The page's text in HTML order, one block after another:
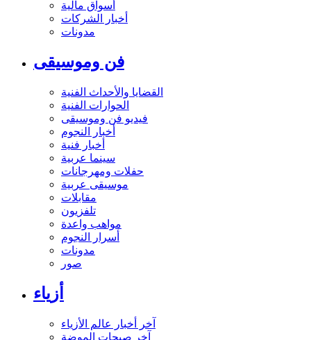
أسواق مالية
أخبار الشركات
مدونات
فن وموسيقى
القضايا والأحداث الفنية
الحوارات الفنية
فيديو فن وموسيقى
أخبار النجوم
أخبار فنية
سينما عربية
حفلات ومهرجانات
موسيقى عربية
مقابلات
تلفزيون
مواهب واعدة
أسرار النجوم
مدونات
صور
أزياء
آخر أخبار عالم الأزياء
آخر صيحات الموضة